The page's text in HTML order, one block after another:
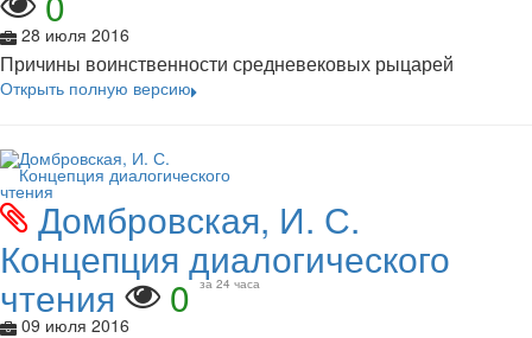
28 июля 2016
Причины воинственности средневековых рыцарей
Открыть полную версию
Домбровская, И. С.
Концепция диалогического
чтения 0 за 24 часа
09 июля 2016